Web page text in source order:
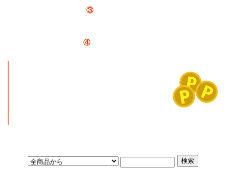
③お支払い手続き。
④商品発送。ご納品。